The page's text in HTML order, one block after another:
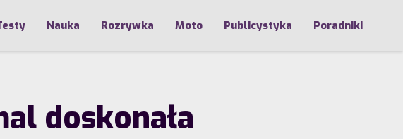
Nauka Rozrywka Moto Publicystyka Poradniki
doskonała